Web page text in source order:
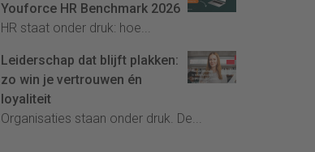
Youforce HR Benchmark 2026
HR staat onder druk: hoe...
Leiderschap dat blijft plakken:
zo win je vertrouwen én
loyaliteit
Organisaties staan onder druk. De...